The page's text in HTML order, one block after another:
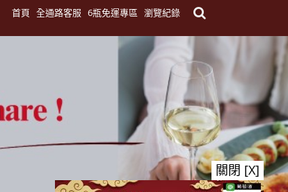
首頁 全通路客服 6瓶免運專區 瀏覽紀錄
關閉 [X]